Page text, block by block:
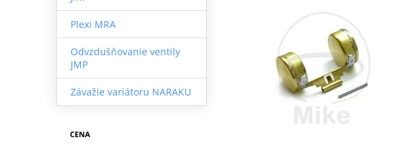
Plexi MRA
Odvzdušňovanie ventily
JMP
Závažie variátoru NARAKU
CENA